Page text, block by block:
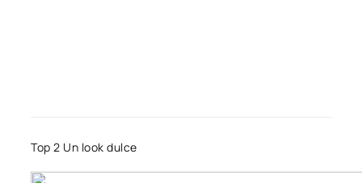
Top 2 Un look dulce